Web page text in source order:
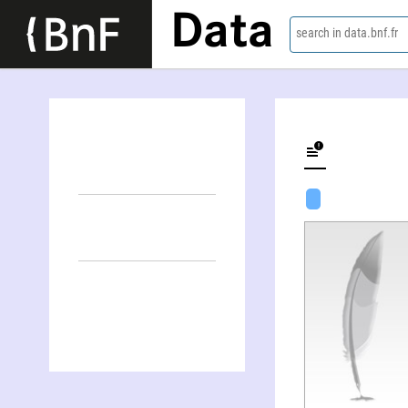
Data search in data.bnf.fr